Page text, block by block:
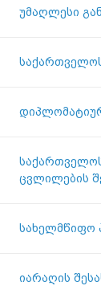
უმაღლესი
ცვლილების
სახელმწიფო
იარაღის